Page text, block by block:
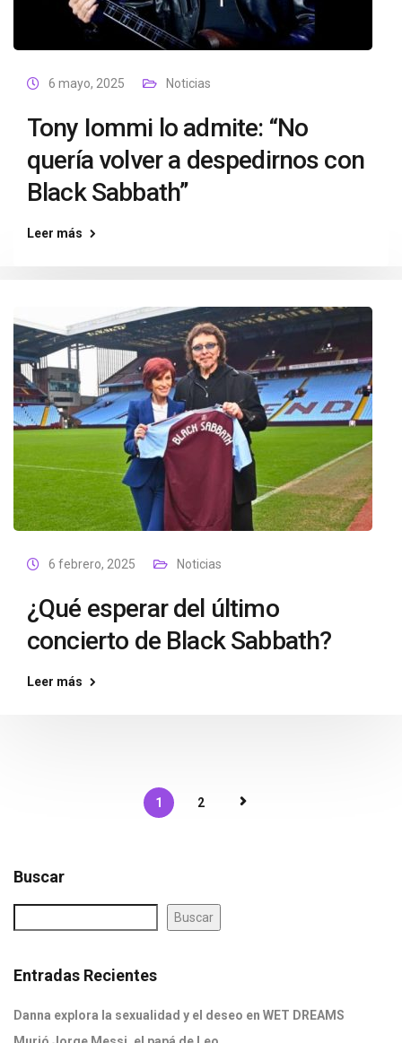
6 mayo, 2025 Noticias
Tony Iommi lo admite: “No
quería volver a despedirnos con
Black Sabbath”
Leer más
6 febrero, 2025 Noticias
¿Qué esperar del último
concierto de Black Sabbath?
Leer más
1 2
Buscar
Buscar
Entradas Recientes
Danna explora la sexualidad y el deseo en WET DREAMS